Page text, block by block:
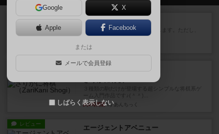
レビュー ふたつの街の物語
タイルを4×4で並べて街づくりします。ただし、
街は各プレイヤーの間にあ...
約4時間前
ルール/インスト
３種類の駒だけが登場する超シンプルな将棋系ゲ
ーム入門作品です♪(＾＾)...
約4時間前by あんちっく
レビュー エージェントアベニュー
Google X
Apple Facebook
または
メールで会員登録
しばらく表示しない